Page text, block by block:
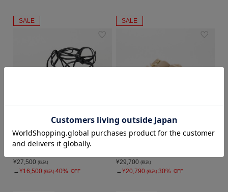
SALE
A.EMERY
¥27,500 (税込)
→¥16,500 (税込) 40% OFF
SALE
BIRKENSTOCK
¥29,700 (税込)
→¥20,790 (税込) 30% OFF